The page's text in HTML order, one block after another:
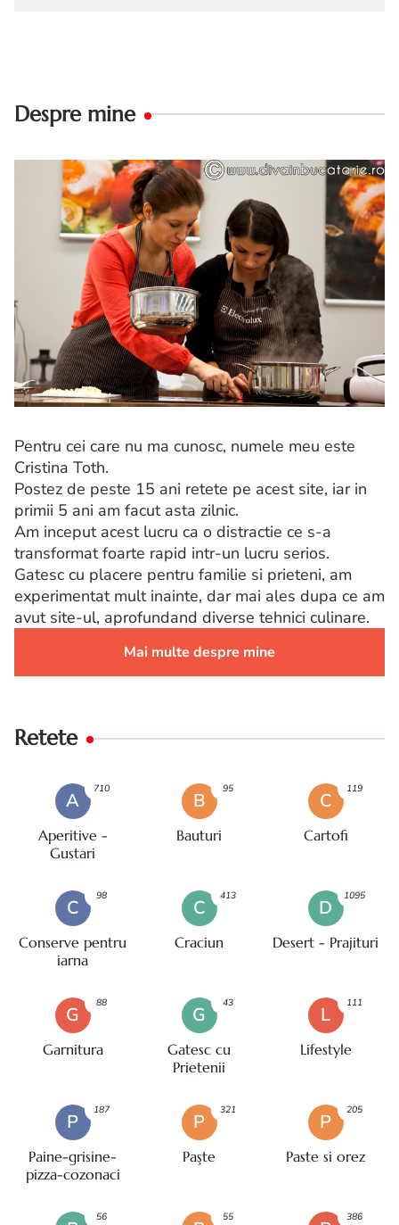
Despre mine
Pentru cei care nu ma cunosc, numele meu este
Cristina Toth.
Postez de peste 15 ani retete pe acest site, iar in
primii 5 ani am facut asta zilnic.
Am inceput acest lucru ca o distractie ce s-a
transformat foarte rapid intr-un lucru serios.
Gatesc cu placere pentru familie si prieteni, am
experimentat mult inainte, dar mai ales dupa ce am
avut site-ul, aprofundand diverse tehnici culinare.
Mai multe despre mine
Retete
A
Aperitive -
Gustari
710
B
Bauturi
95
C
Cartofi
119
C
Conserve pentru
iarna
98
C
Craciun
413
D
Desert - Prajituri
1095
G
Garnitura
88
G
Gatesc cu
Prietenii
43
L
Lifestyle
111
P
Paine-grisine-
pizza-cozonaci
187
P
Paşte
321
P
Paste si orez
205
56 55 386